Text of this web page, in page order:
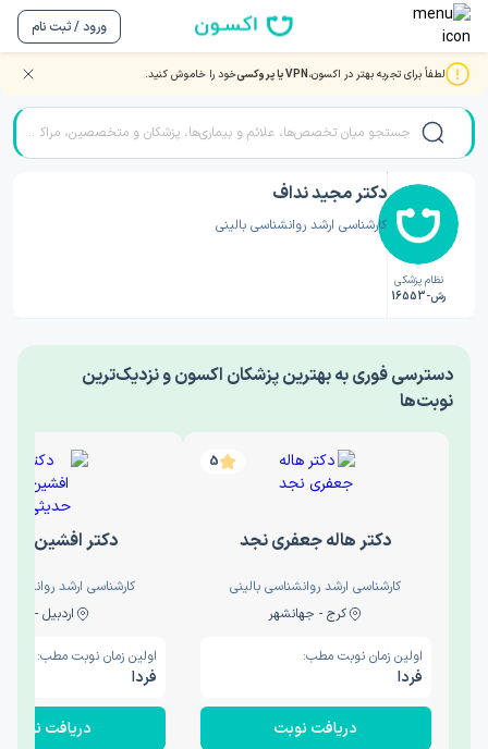
ورود / ثبت نام
لطفاً برای تجربه بهتر در اکسون،VPN یا پروکسی خود را خاموش کنید. صفحه اصلی/دکتر روانشناسی/دکتر مجید نداف
نظام پزشکی
رش-16553
دکتر مجید نداف
کارشناسی ارشد روانشناسی بالینی
‎دسترسی فوری به بهترین پزشکان اکسون و نزدیک‌ترین
نوبت‌ها
5
دکتر هاله جعفری نجد
کارشناسی ارشد روانشناسی بالینی
کرج - جهانشهر
اولین زمان نوبت مطب:
فردا
دریافت نوبت
دکتر افشین
کارشناسی ارشد
اردبیل - والی
اولین زمان نوبت مطب:
فردا
دریافت نوبت